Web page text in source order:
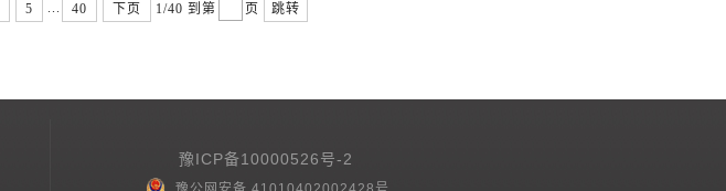
5 40 下页 1/40 到第 页 跳转
豫ICP备10000526号-2